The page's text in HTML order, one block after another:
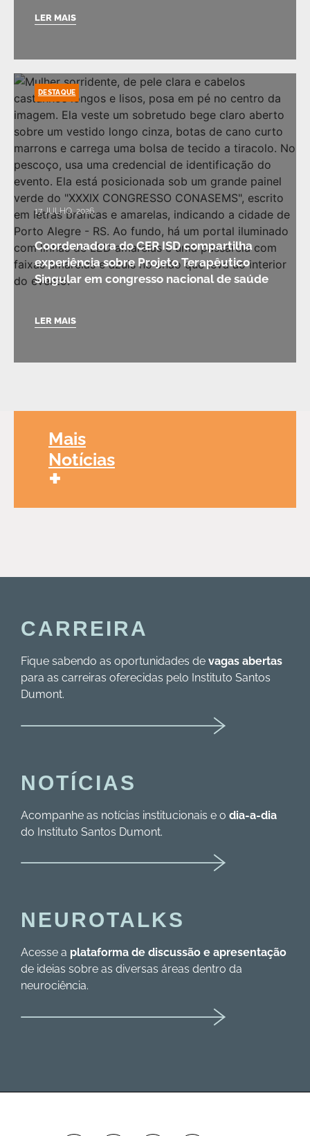
LER MAIS
17 JULHO, 2026
Coordenadora do CER ISD compartilha
experiência sobre Projeto Terapêutico
Singular em congresso nacional de saúde
LER MAIS
DESTAQUE
Mais
Notícias
+
CARREIRA
Fique sabendo as oportunidades de vagas abertas
para as carreiras oferecidas pelo Instituto Santos
Dumont.
NOTÍCIAS
Acompanhe as notícias institucionais e o dia-a-dia
do Instituto Santos Dumont.
NEUROTALKS
Acesse a plataforma de discussão e apresentação
de ideias sobre as diversas áreas dentro da
neurociência.